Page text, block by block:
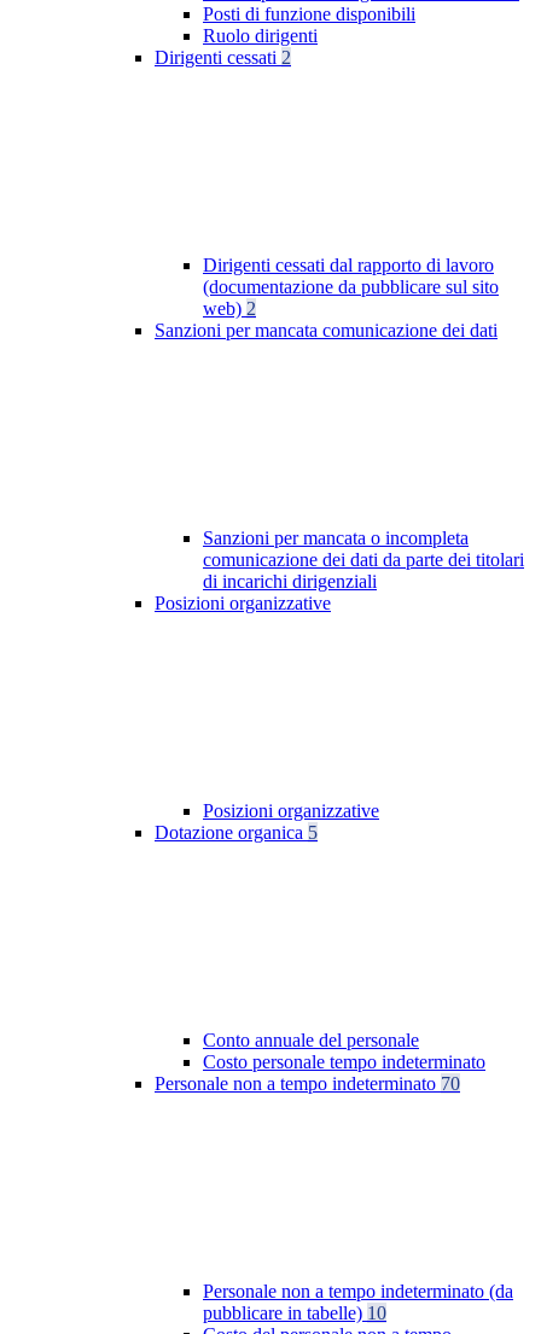
Posti di funzione disponibili
Ruolo dirigenti
Dirigenti cessati 2
Dirigenti cessati dal rapporto di lavoro
(documentazione da pubblicare sul sito
web) 2
Sanzioni per mancata comunicazione dei dati
Sanzioni per mancata o incompleta
comunicazione dei dati da parte dei titolari
di incarichi dirigenziali
Posizioni organizzative
Posizioni organizzative
Dotazione organica 5
Conto annuale del personale
Costo personale tempo indeterminato
Personale non a tempo indeterminato 70
Personale non a tempo indeterminato (da
pubblicare in tabelle) 10